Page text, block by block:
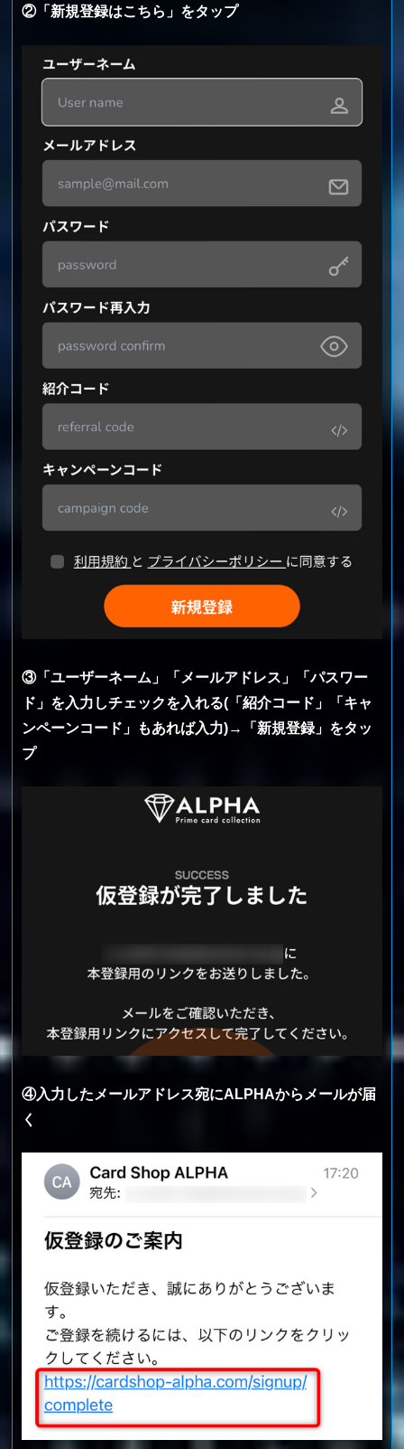
②「新規登録はこちら」をタップ
③「ユーザーネーム」「メールアドレス」「パスワー
ド」を入力しチェックを入れる(「紹介コード」「キャ
ンペーンコード」もあれば入力)→「新規登録」をタッ
プ
④入力したメールアドレス宛にALPHAからメールが届
く